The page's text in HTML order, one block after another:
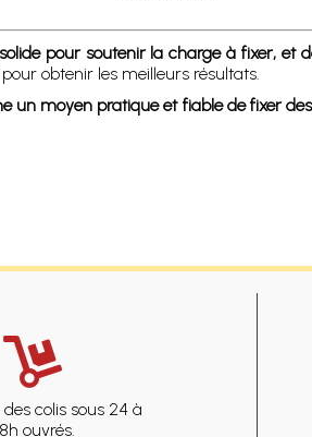
pour soutenir la charge à fixer, et
obtenir les meilleurs résultats.
un moyen pratique et fiable de fixer
colis sous 24 à
ouvrés.